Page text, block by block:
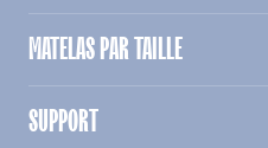
MATELAS PAR TAILLE
SUPPORT